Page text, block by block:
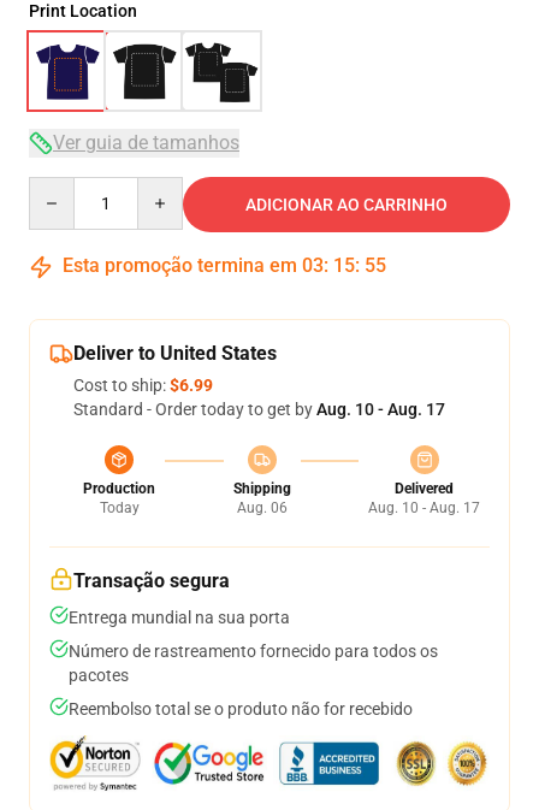
Print Location
Ver guia de tamanhos
ADICIONAR AO CARRINHO
Esta promoção termina em 03: 15: 54
Deliver to United States
Cost to ship:$6.99
Standard - Order today to get byAug. 10 - Aug. 17
Production
Today
Shipping
Aug. 06
Delivered
Aug. 10 - Aug. 17
Transação segura
Entrega mundial na sua porta
Número de rastreamento fornecido para todos os
pacotes
Reembolso total se o produto não for recebido